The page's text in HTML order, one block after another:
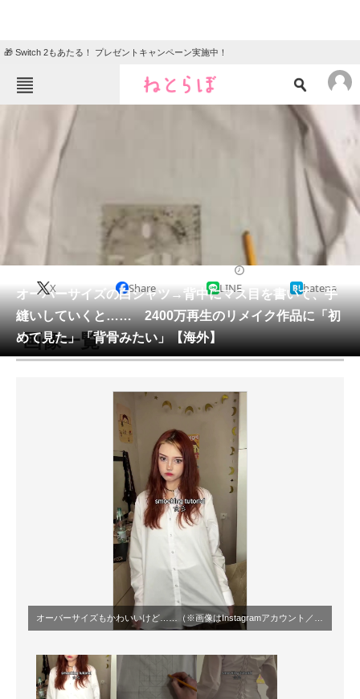
🎁 Switch 2もあたる！ プレゼントキャンペーン実施中！
ねとらぼメニュー
教育・育児
会員記事
メディア
注目記事を集めた総合ページ
ITの今と未来を見通す
スマホと通信の最新トレンド
進化するPCとデバイスの未来
好きが集まる 比べて選べる
ビジネスと働き方のヒント
AI活用のいまが分かる
企業ITのトレンドを詳説
マーケ×ITの今がよく分かる
オーバーサイズの白シャツ→背中にマス目を書いて、手
縫いしていくと…… 2400万再生のリメイク作品に「初
めて見た」「背骨みたい」【海外】
X Share LINE hatena
画像一覧